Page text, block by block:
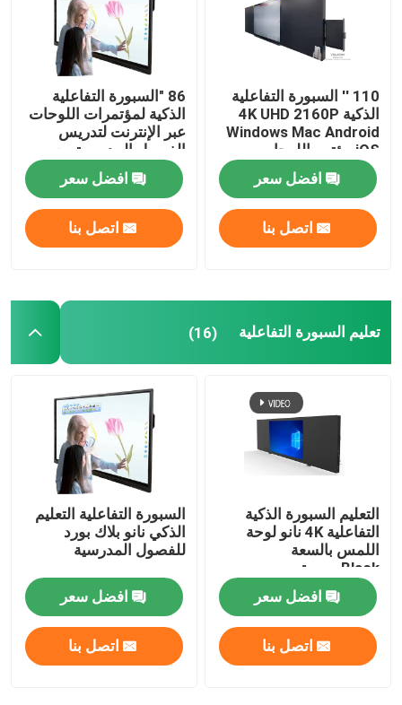
شاشة تفاعلية تعمل باللمس
منصة الفصول الدراسية الذكية
110 '' السبورة التفاعلية
الذكية 4K UHD 2160P
Windows Mac Android
iOS مؤتمر اللوحات
التعليمية عبر الإنترنت
افضل سعر
اتصل بنا
86 "السبورة التفاعلية
الذكية لمؤتمرات اللوحات
عبر الإنترنت لتدريس
الفصول المدرسية مع
Windows Mac
افضل سعر
اتصل بنا
تعليم السبورة التفاعلية (16)
التعليم السبورة الذكية
التفاعلية 4K نانو لوحة
اللمس بالسعة
Blackسبورة
افضل سعر
اتصل بنا
السبورة التفاعلية التعليم
الذكي نانو بلاك بورد
للفصول المدرسية
افضل سعر
اتصل بنا